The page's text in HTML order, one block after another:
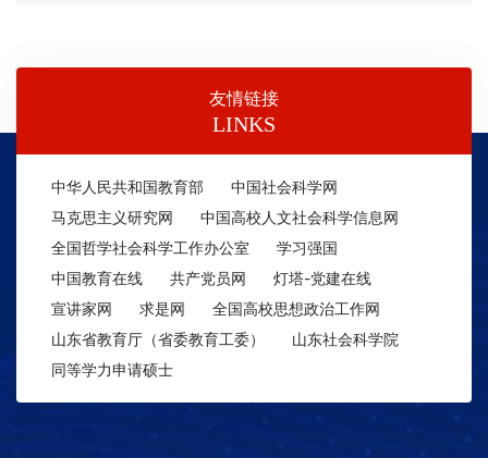
友情链接
LINKS
中华人民共和国教育部
中国社会科学网
马克思主义研究网
中国高校人文社会科学信息网
全国哲学社会科学工作办公室
学习强国
中国教育在线
共产党员网
灯塔-党建在线
宣讲家网
求是网
全国高校思想政治工作网
山东省教育厅（省委教育工委）
山东社会科学院
同等学力申请硕士